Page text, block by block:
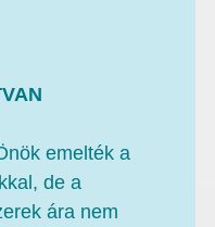
emelték a
de a
ára nem